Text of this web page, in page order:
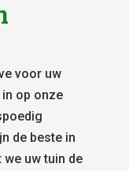
voor uw
op onze
de beste in
we uw tuin de